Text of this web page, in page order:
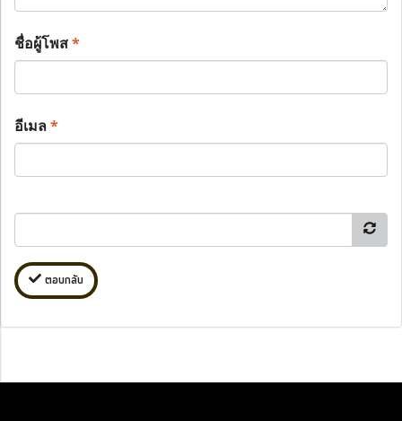
ชื่อผู้โพส*
อีเมล*
ตอบกลับ